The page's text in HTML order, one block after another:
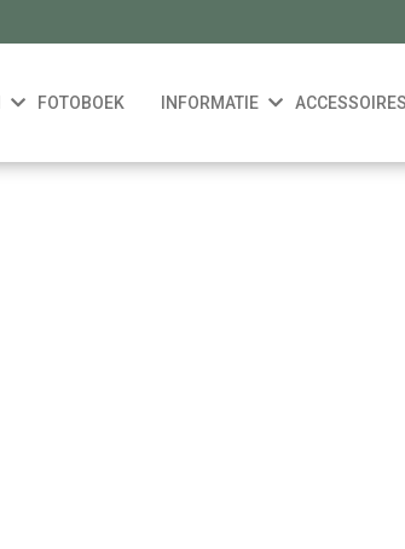
FOTOBOEK INFORMATIE ACCESSOIRES